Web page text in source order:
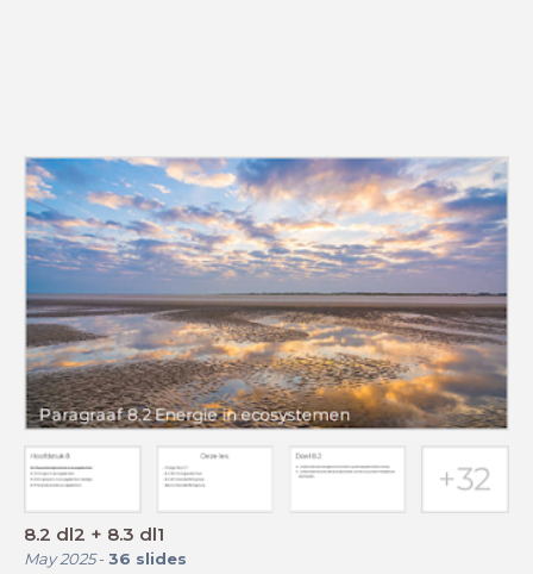
8.2 dl2 + 8.3 dl1
May 2025- 36 slides